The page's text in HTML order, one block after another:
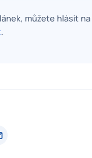
můžete hlásit na
.